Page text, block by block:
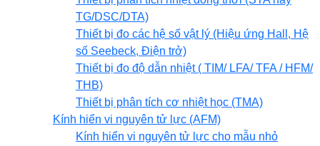
TG/DSC/DTA)
Thiết bị đo các hệ số vật lý (Hiệu ứng Hall, Hệ
số Seebeck, Điện trở)
Thiết bị đo độ dẫn nhiệt ( TIM/ LFA/ TFA / HFM/
THB)
Thiết bị phân tích cơ nhiệt học (TMA)
Kính hiển vi nguyên tử lực (AFM)
Kính hiển vi nguyên tử lực cho mẫu nhỏ